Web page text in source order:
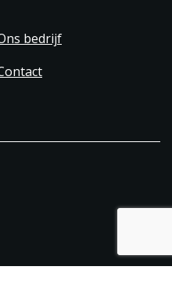
bedrijf